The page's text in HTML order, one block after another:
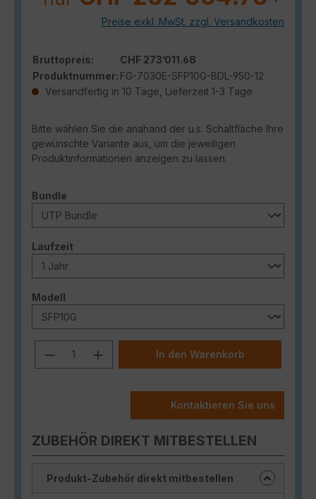
Preise exkl. MwSt. zzgl. Versandkosten
Bruttopreis:
CHF 273’011.68
Produktnummer: FG-7030E-SFP10G-BDL-950-12
Versandfertig in 10 Tage, Lieferzeit 1-3 Tage
Bitte wählen Sie die anahand der u.s. Schaltfläche Ihre
gewünschte Variante aus, um die jeweiligen
Produktinformationen anzeigen zu lassen.
Bundle
Laufzeitauswählen
Modell
Produkt Anzahl: Gib den
In den Warenkorb
Kontaktieren Sie uns
ZUBEHÖR DIREKT MITBESTELLEN
Produkt-Zubehör direkt mitbestellen